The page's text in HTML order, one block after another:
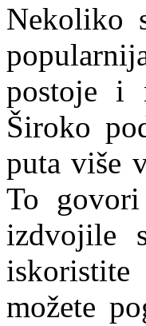
Nekoliko
postoje i
Široko
puta više
To
izdvojile
iskoristite
možete